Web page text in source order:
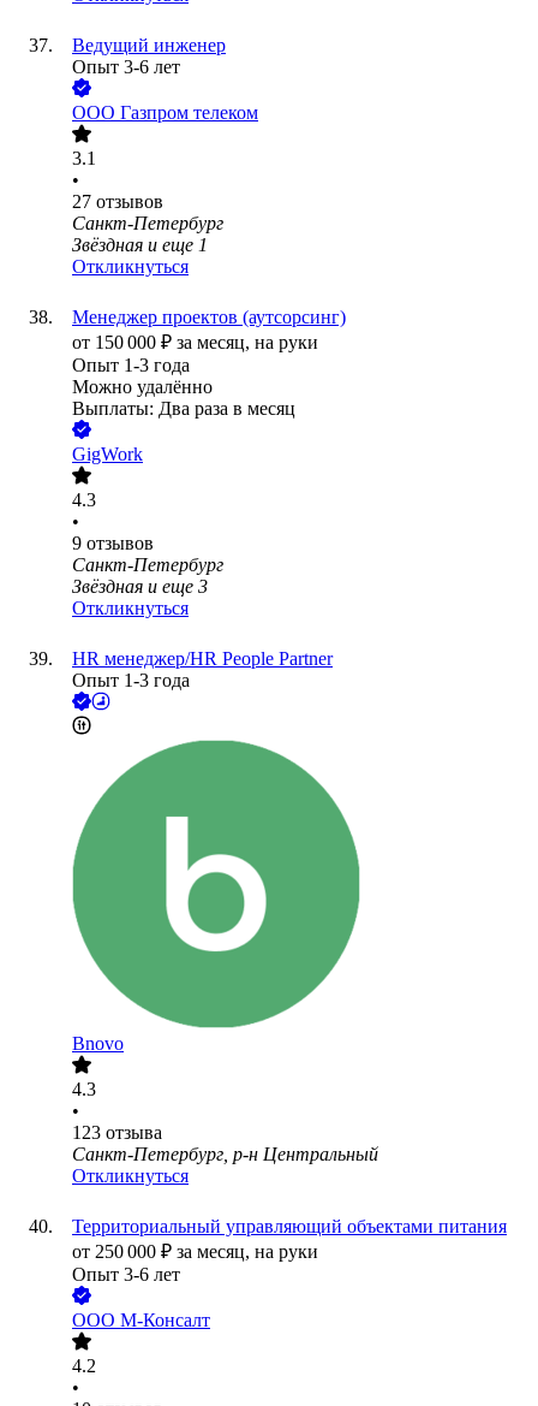
Ведущий инженер
Опыт 3-6 лет
ООО Газпром телеком
3.1
•
27 отзывов
Санкт-Петербург
Звёздная и еще 1
Откликнуться
Менеджер проектов (аутсорсинг)
от 150 000 ₽ за месяц, на руки
Опыт 1-3 года
Можно удалённо
Выплаты: Два раза в месяц
GigWork
4.3
•
9 отзывов
Санкт-Петербург
Звёздная и еще 3
Откликнуться
HR менеджер/HR People Partner
Опыт 1-3 года
Bnovo
4.3
•
123 отзыва
Санкт-Петербург, р-н Центральный
Откликнуться
Территориальный управляющий объектами питания
от 250 000 ₽ за месяц, на руки
Опыт 3-6 лет
ООО М-Консалт
4.2
•